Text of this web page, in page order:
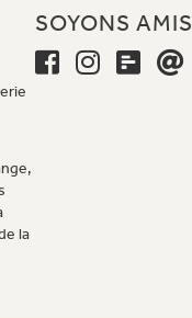
la
SOYONS AMIS